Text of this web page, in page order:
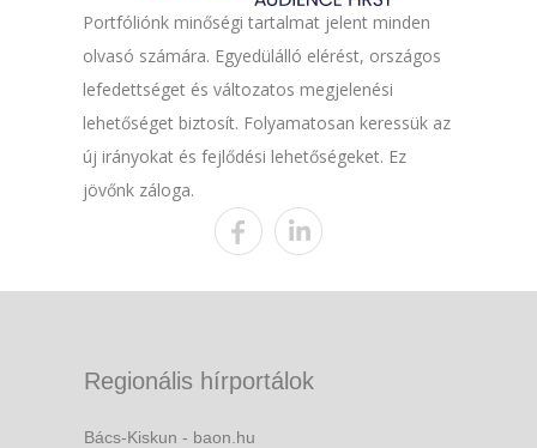
Portfóliónk minőségi tartalmat jelent minden
olvasó számára. Egyedülálló elérést, országos
lefedettséget és változatos megjelenési
lehetőséget biztosít. Folyamatosan keressük az
új irányokat és fejlődési lehetőségeket. Ez
jövőnk záloga.
Regionális hírportálok
Bács-Kiskun - baon.hu